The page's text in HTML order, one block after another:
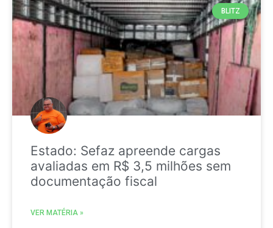
BLITZ
Estado: Sefaz apreende cargas
avaliadas em R$ 3,5 milhões sem
documentação fiscal
VER MATÉRIA »